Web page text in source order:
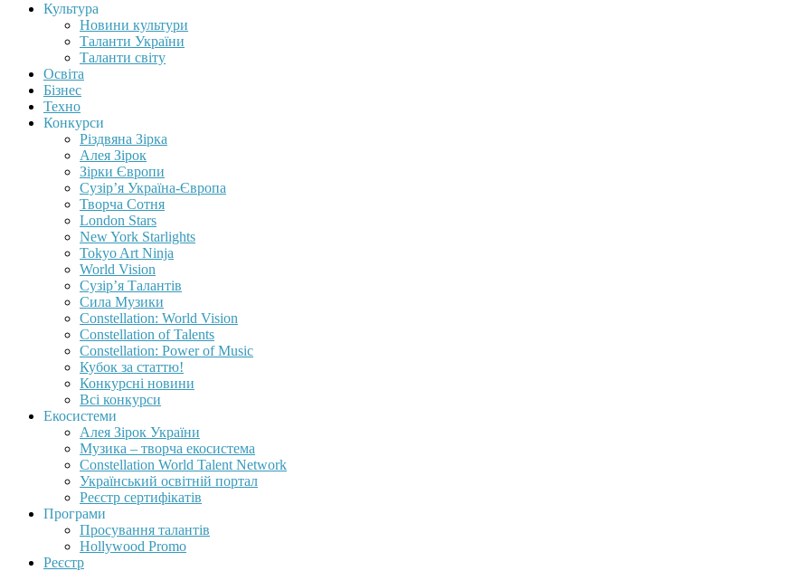
Культура
Новини культури
Таланти України
Таланти світу
Освіта
Бізнес
Техно
Конкурси
Різдвяна Зірка
Алея Зірок
Зірки Європи
Сузір’я Україна-Європа
Творча Сотня
London Stars
New York Starlights
Tokyo Art Ninja
World Vision
Сузір’я Талантів
Сила Музики
Constellation: World Vision
Constellation of Talents
Constellation: Power of Music
Кубок за статтю!
Конкурсні новини
Всі конкурси
Екосистеми
Алея Зірок України
Музика – творча екосистема
Constellation World Talent Network
Український освітній портал
Реєстр сертифікатів
Програми
Просування талантів
Hollywood Promo
Реєстр